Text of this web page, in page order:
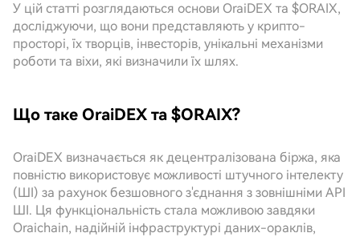
У цій статті розглядаються основи OraiDEX та $ORAIX,
досліджуючи, що вони представляють у крипто-
просторі, їх творців, інвесторів, унікальні механізми
роботи та віхи, які визначили їх шлях.
Що таке OraiDEX та $ORAIX?
OraiDEX визначається як децентралізована біржа, яка
повністю використовує можливості штучного інтелекту
(ШІ) за рахунок безшовного з'єднання з зовнішніми API
ШІ. Ця функціональність стала можливою завдяки
Oraichain, надійній інфраструктурі даних-ораклів,